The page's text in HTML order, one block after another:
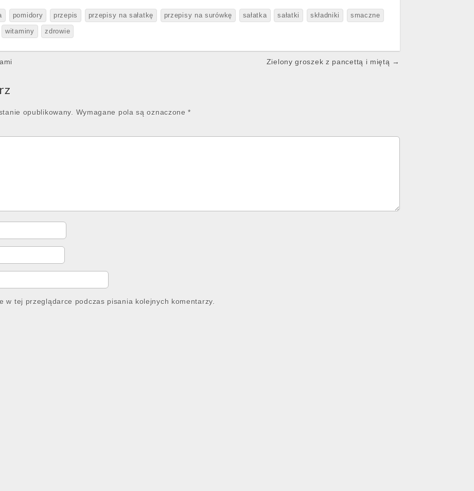
pomidory przepis przepisy na sałatkę przepisy na surówkę sałatka sałatki składniki smaczne
witaminy zdrowie
Zielony groszek z pancettą i miętą →
opublikowany. Wymagane pola są oznaczone*
w tej przeglądarce podczas pisania kolejnych komentarzy.